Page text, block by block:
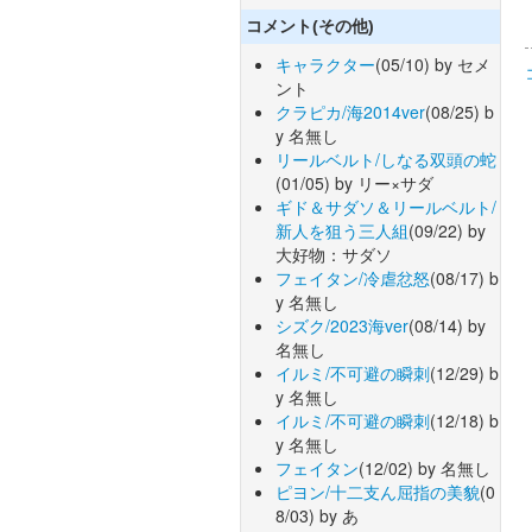
コメント(その他)
キャラクター(05/10) by セメ
ント
クラピカ/海2014ver(08/25) b
y 名無し
リールベルト/しなる双頭の蛇
(01/05) by リー×サダ
ギド＆サダソ＆リールベルト/
新人を狙う三人組(09/22) by
大好物：サダソ
フェイタン/冷虐忿怒(08/17) b
y 名無し
シズク/2023海ver(08/14) by
名無し
イルミ/不可避の瞬刺(12/29) b
y 名無し
イルミ/不可避の瞬刺(12/18) b
y 名無し
フェイタン(12/02) by 名無し
ピヨン/十二支ん屈指の美貌(0
8/03) by あ